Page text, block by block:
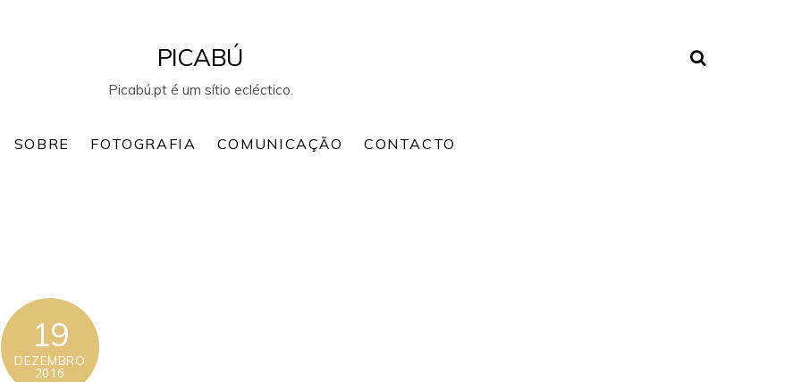
PICABÚ
Picabú.pt é um sítio ecléctico.
SOBRE FOTOGRAFIA COMUNICAÇÃO CONTACTO
19
DEZEMBRO
2016